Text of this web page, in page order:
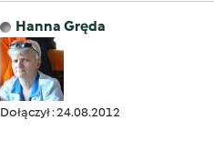
Hanna Gręda
Dołączył : 24.08.2012